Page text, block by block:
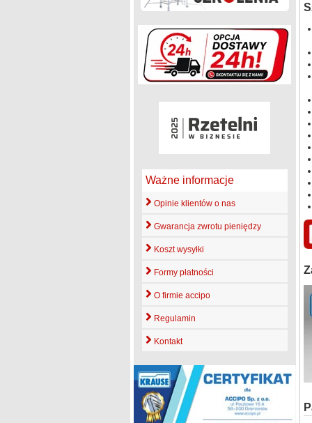
Ważne informacje
Opinie klientów o nas
Gwarancja zwrotu pieniędzy
Koszt wysyłki
Formy płatności
O firmie accipo
Regulamin
Kontakt